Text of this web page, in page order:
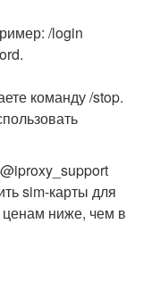
/login
команду /stop.
sim-карты для
ниже, чем в